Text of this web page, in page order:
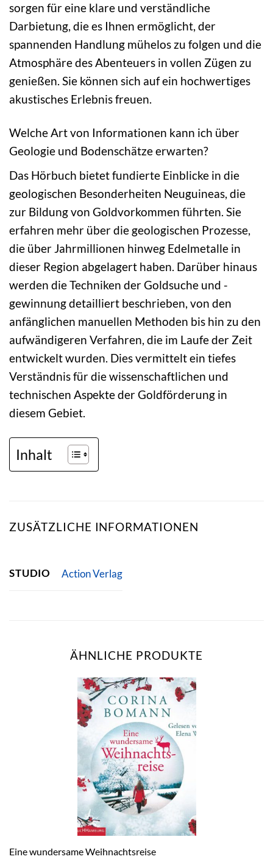
sorgen für eine klare und verständliche
Darbietung, die es Ihnen ermöglicht, der
spannenden Handlung mühelos zu folgen und die
Atmosphäre des Abenteuers in vollen Zügen zu
genießen. Sie können sich auf ein hochwertiges
akustisches Erlebnis freuen.
Welche Art von Informationen kann ich über
Geologie und Bodenschätze erwarten?
Das Hörbuch bietet fundierte Einblicke in die
geologischen Besonderheiten Neuguineas, die
zur Bildung von Goldvorkommen führten. Sie
erfahren mehr über die geologischen Prozesse,
die über Jahrmillionen hinweg Edelmetalle in
dieser Region abgelagert haben. Darüber hinaus
werden die Techniken der Goldsuche und -
gewinnung detailliert beschrieben, von den
anfänglichen manuellen Methoden bis hin zu den
aufwändigeren Verfahren, die im Laufe der Zeit
entwickelt wurden. Dies vermittelt ein tiefes
Verständnis für die wissenschaftlichen und
technischen Aspekte der Goldförderung in
diesem Gebiet.
Inhalt
ZUSÄTZLICHE INFORMATIONEN
STUDIO Action Verlag
ÄHNLICHE PRODUKTE
Eine wundersame Weihnachtsreise